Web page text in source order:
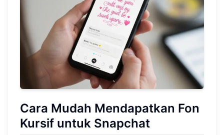
Cara Mudah Mendapatkan Fon
Kursif untuk Snapchat